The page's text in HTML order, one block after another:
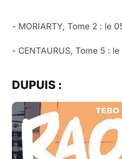
- MORIARTY, Tome 2 : le
- CENTAURUS, Tome 5 : le
DUPUIS :